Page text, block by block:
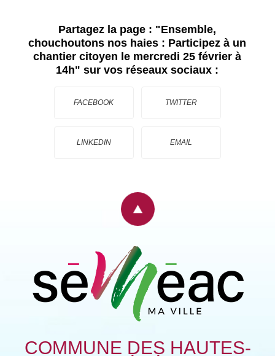
Partagez la page : "Ensemble,
chouchoutons nos haies : Participez à un
chantier citoyen le mercredi 25 février à
14h" sur vos réseaux sociaux :
FACEBOOK TWITTER
LINKEDIN EMAIL
COMMUNE DES HAUTES-